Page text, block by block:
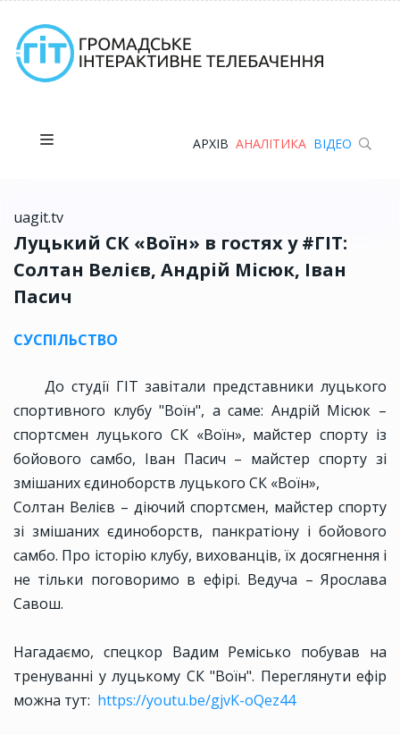
АРХІВ АНАЛІТИКА ВІДЕО
uagit.tv
Луцький СК «Воїн» в гостях у #ГІТ:
Солтан Велієв, Андрій Місюк, Іван
Пасич
СУСПІЛЬСТВО
До студії ГІТ завітали представники луцького
спортивного клубу "Воїн", а саме: Андрій Місюк –
спортсмен луцького СК «Воїн», майстер спорту із
бойового самбо, Іван Пасич – майстер спорту зі
змішаних єдиноборств луцького СК «Воїн»,
Солтан Велієв – діючий спортсмен, майстер спорту
зі змішаних єдиноборств, панкратіону і бойового
самбо. Про історію клубу, вихованців, їх досягнення і
не тільки поговоримо в ефірі. Ведуча – Ярослава
Савош.
Нагадаємо, спецкор Вадим Ремісько побував на
тренуванні у луцькому СК "Воїн". Переглянути ефір
можна тут: https://youtu.be/gjvK-oQez44